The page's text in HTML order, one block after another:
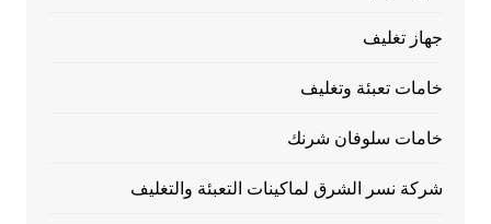
جهاز تغليف
خامات تعبئة وتغليف
خامات سلوفان شرنك
شركة نسر الشرق لماكينات التعبئة والتغليف